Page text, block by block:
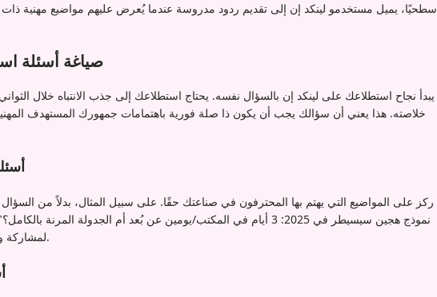
سطحيًا، يميل مستخدمو لينكد إن إلى تقديم ردود مدروسة عندما يُعرض عليهم مواضيع مهنية ذات
صياغة أسئلة
يبدأ نجاح استطلاعك على لينكد إن بالسؤال نفسه. يحتاج استطلاعك إلى جذب الانتباه خلال
خلاصته. هذا يعني أن سؤالك يجب أن يكون ذا صلة فورية باهتمامات جمهورك المستهدف
ركز على المواضيع التي يهتم بها المحترفون في صناعتك حقًا. على سبيل المثال، بدلاً من
نموذج هجين سيسيطر في 2025: 3 أيام في المكتب/يومين عن بُعد أم الجدولة
لمشاركة وجهة نظرهم بناءً على الخبرة الحقيقية.